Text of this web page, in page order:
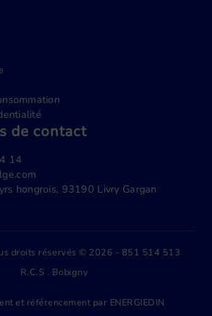
de contact
14
hongrois, 93190 Livry Gargan
droits réservés © 2026 - 851 514 513
R.C.S . Bobigny
et référencement par ENERGIEDIN